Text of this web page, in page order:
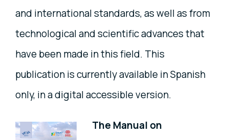
and international standards, as well as from
technological and scientific advances that
have been made in this field. This
publication is currently available in Spanish
only, in a digital accessible version.
The Manual on